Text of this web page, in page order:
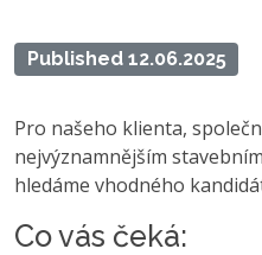
Published 12.06.2025
Pro našeho klienta,
nejvýznamnějším
hledáme vhodného
Co vás čeká: